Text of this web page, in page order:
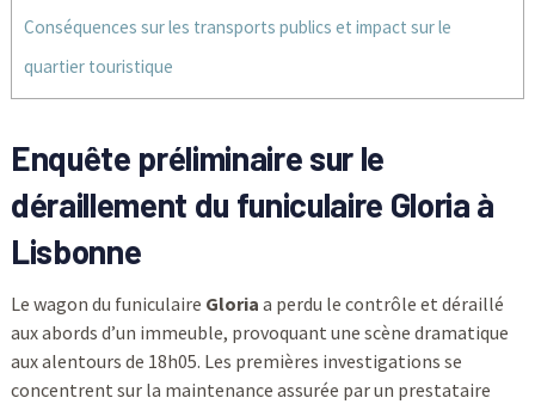
Conséquences sur les transports publics et impact sur le
quartier touristique
Enquête préliminaire sur le
déraillement du funiculaire Gloria à
Lisbonne
Le wagon du funiculaire Gloria a perdu le contrôle et déraillé
aux abords d’un immeuble, provoquant une scène dramatique
aux alentours de 18h05. Les premières investigations se
concentrent sur la maintenance assurée par un prestataire